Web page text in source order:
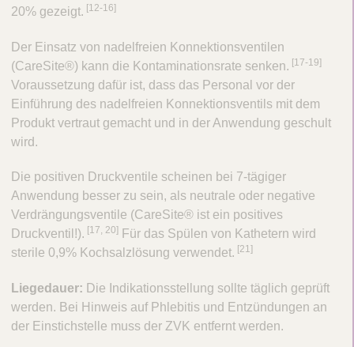
20% gezeigt. [12-16]
Der Einsatz von nadelfreien Konnektionsventilen
(CareSite®) kann die Kontaminationsrate senken. ​[17-19]
Voraussetzung dafür ist, dass das Personal vor der
Einführung des nadelfreien Konnektionsventils mit dem
Produkt vertraut gemacht und in der Anwendung geschult
wird.
Die positiven Druckventile scheinen bei 7-tägiger
Anwendung besser zu sein, als neutrale oder negative
Verdrängungsventile (CareSite® ist ein positives
Druckventil!). ​[17, 20]
Für das Spülen von Kathetern wird
sterile 0,9% Kochsalzlösung verwendet. ​[21]
Liegedauer: Die Indikationsstellung sollte täglich geprüft
werden. Bei Hinweis auf Phlebitis und Entzündungen an
der Einstichstelle muss der ZVK entfernt werden.